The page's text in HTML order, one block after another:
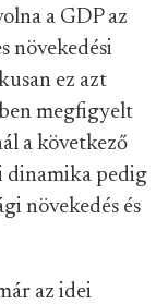
a GDP az
növekedési
ez azt
megfigyelt
a következő
dinamika pedig
növekedés és
az idei